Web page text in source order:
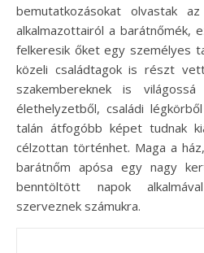
bemutatkozásokat olvastak
alkalmazottairól a barátnőmék,
felkeresik őket egy személyes
közeli családtagok is részt
szakembereknek is
élethelyzetből, családi
talán átfogóbb képet tudnak
célzottan történhet. Maga a
barátnőm apósa egy nagy
benntöltött napok
szerveznek számukra.